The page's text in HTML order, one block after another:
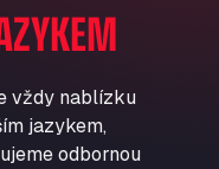
vždy nablízku
jazykem,
odbornou